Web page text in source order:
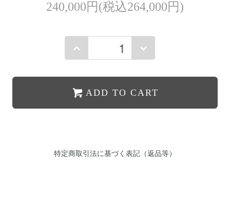
240,000円(税込264,000円)
ADD TO CART
特定商取引法に基づく表記（返品等）